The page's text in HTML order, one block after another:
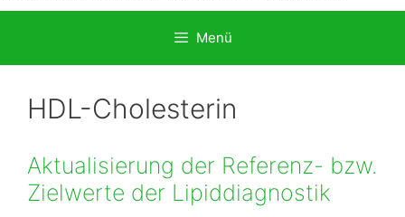
Menü
HDL-Cholesterin
Aktualisierung der Referenz- bzw.
Zielwerte der Lipiddiagnostik